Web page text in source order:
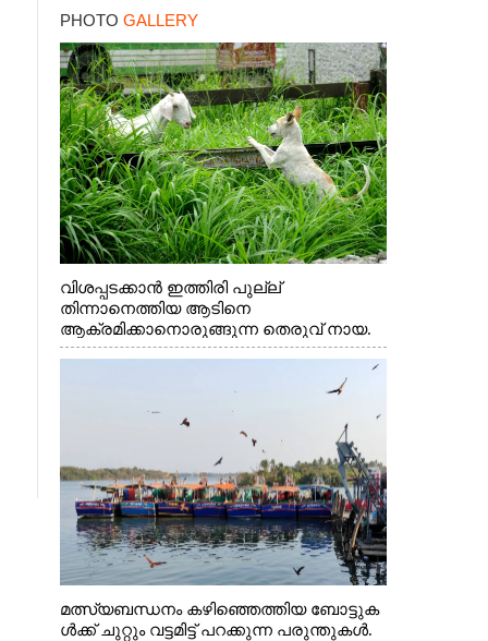
PHOTO GALLERY
വിശപ്പടക്കാൻ ഇത്തിരി പുല്ല്
തിന്നാനെത്തിയ ആടിനെ
ആക്രമിക്കാനൊരുങ്ങുന്ന തെരുവ് നായ.
എറണാകുളം വാത്തുരുത്തിയിൽ നിന്നുള്ള
മത്സ്യബന്ധനം കഴിഞ്ഞെത്തിയ ബോട്ടുക
ൾക്ക് ചുറ്റും വട്ടമിട്ട് പറക്കുന്ന പരുന്തുകൾ.